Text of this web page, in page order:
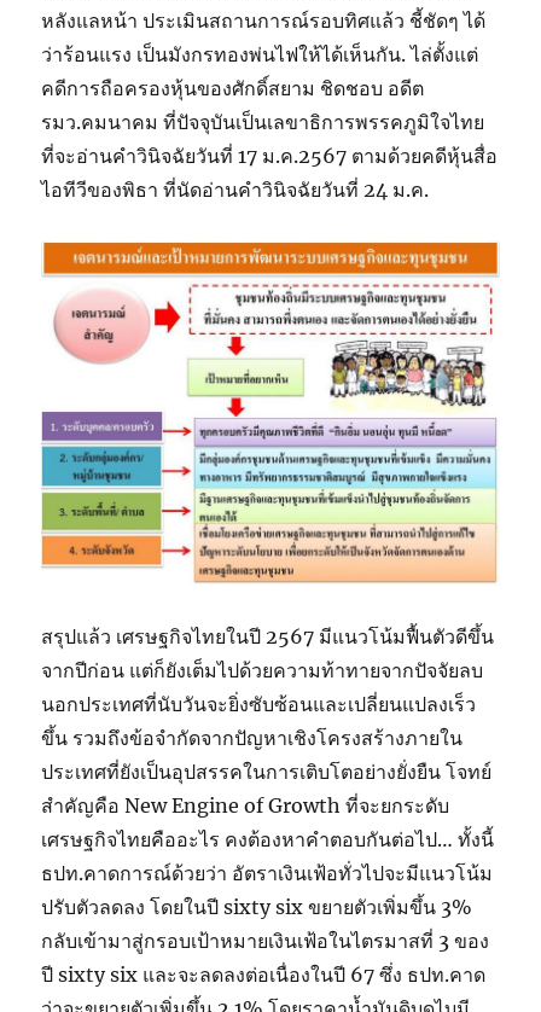
หลังแลหน้า ประเมินสถานการณ์รอบทิศแล้ว ชี้ชัดๆ ได้
ว่าร้อนแรง เป็นมังกรทองพ่นไฟให้ได้เห็นกัน. ไล่ตั้งแต่
คดีการถือครองหุ้นของศักดิ์สยาม ชิดชอบ อดีต
รมว.คมนาคม ที่ปัจจุบันเป็นเลขาธิการพรรคภูมิใจไทย
ที่จะอ่านคำวินิจฉัยวันที่ 17 ม.ค.2567 ตามด้วยคดีหุ้นสื่อ
ไอทีวีของพิธา ที่นัดอ่านคำวินิจฉัยวันที่ 24 ม.ค.
สรุปแล้ว เศรษฐกิจไทยในปี 2567 มีแนวโน้มฟื้นตัวดีขึ้น
จากปีก่อน แต่ก็ยังเต็มไปด้วยความท้าทายจากปัจจัยลบ
นอกประเทศที่นับวันจะยิ่งซับซ้อนและเปลี่ยนแปลงเร็ว
ขึ้น รวมถึงข้อจำกัดจากปัญหาเชิงโครงสร้างภายใน
ประเทศที่ยังเป็นอุปสรรคในการเติบโตอย่างยั่งยืน โจทย์
สำคัญคือ New Engine of Growth ที่จะยกระดับ
เศรษฐกิจไทยคืออะไร คงต้องหาคำตอบกันต่อไป… ทั้งนี้
ธปท.คาดการณ์ด้วยว่า อัตราเงินเฟ้อทั่วไปจะมีแนวโน้ม
ปรับตัวลดลง โดยในปี sixty six ขยายตัวเพิ่มขึ้น 3%
กลับเข้ามาสู่กรอบเป้าหมายเงินเฟ้อในไตรมาสที่ 3 ของ
ปี sixty six และจะลดลงต่อเนื่องในปี 67 ซึ่ง ธปท.คาด